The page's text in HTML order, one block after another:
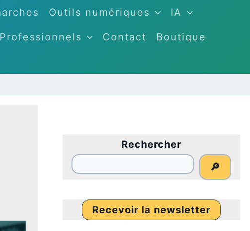
Outils numériques IA
Professionnels Contact Boutique
Rechercher
🔎
Recevoir la newsletter